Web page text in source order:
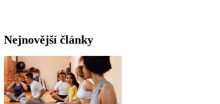
Nejnovější články